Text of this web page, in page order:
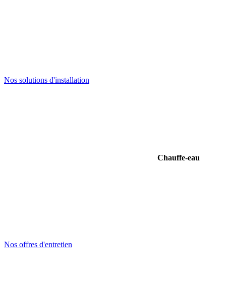
Nos solutions d'installation
Chauffe-eau
Nos offres d'entretien